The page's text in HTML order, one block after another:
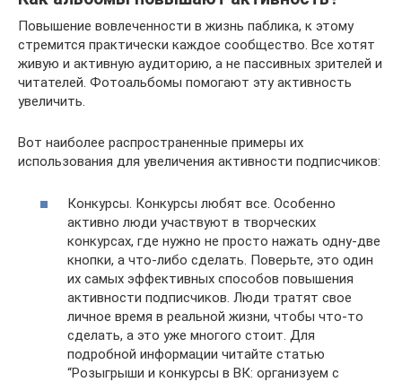
Повышение вовлеченности в жизнь паблика, к этому
стремится практически каждое сообщество. Все хотят
живую и активную аудиторию, а не пассивных зрителей и
читателей. Фотоальбомы помогают эту активность
увеличить.
Вот наиболее распространенные примеры их
использования для увеличения активности подписчиков:
Конкурсы. Конкурсы любят все. Особенно
активно люди участвуют в творческих
конкурсах, где нужно не просто нажать одну-две
кнопки, а что-либо сделать. Поверьте, это один
их самых эффективных способов повышения
активности подписчиков. Люди тратят свое
личное время в реальной жизни, чтобы что-то
сделать, а это уже многого стоит. Для
подробной информации читайте статью
“Розыгрыши и конкурсы в ВК: организуем с